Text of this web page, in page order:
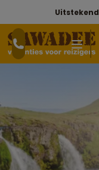
Uitstekend